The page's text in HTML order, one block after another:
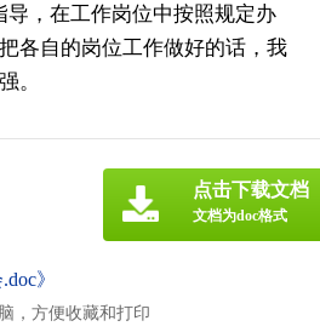
导，在工作岗位中按照规定办
各自的岗位工作做好的话，我
。
》
，方便收藏和打印
点击下载文档
文档为doc格式